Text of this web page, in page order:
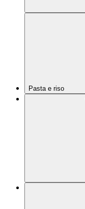
Pasta e riso